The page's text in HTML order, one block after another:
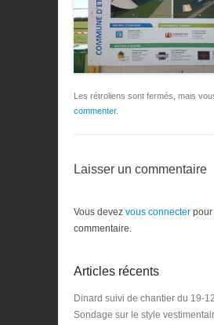
Les rétroliens sont fermés, mais
commenter.
Laisser un commentaire
Vous devez vous connecter
commentaire.
Articles récents
Dinard suivi de chantier du 19-
Sondage sur le style